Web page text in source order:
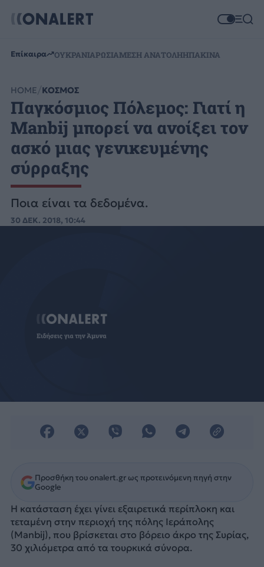
Επίκαιρα ΟΥΚΡΑΝΙΑΡΩΣΙΑΜΕΣΗ ΑΝΑΤΟΛΗΗΠΑΚΙΝΑ
HOME ΚΟΣΜΟΣ
Παγκόσμιος Πόλεμος: Γιατί η
Manbij μπορεί να ανοίξει τον
ασκό μιας γενικευμένης
σύρραξης
Ποια είναι τα δεδομένα.
30 ΔΕΚ. 2018, 10:44
Προσθήκη του onalert.gr ως προτεινόμενη πηγή στην
Google
Η κατάσταση έχει γίνει εξαιρετικά περίπλοκη και
τεταμένη στην περιοχή της πόλης Ιεράπολης
(Manbij), που βρίσκεται στο βόρειο άκρο της Συρίας,
30 χιλιόμετρα από τα τουρκικά σύνορα.